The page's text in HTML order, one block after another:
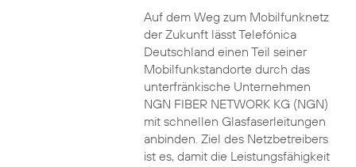
Auf dem Weg zum Mobilfunknetz
der Zukunft lässt Telefónica
Deutschland einen Teil seiner
Mobilfunkstandorte durch das
unterfränkische Unternehmen
NGN FIBER NETWORK KG (NGN)
mit schnellen Glasfaserleitungen
anbinden. Ziel des Netzbetreibers
ist es, damit die Leistungsfähigkeit